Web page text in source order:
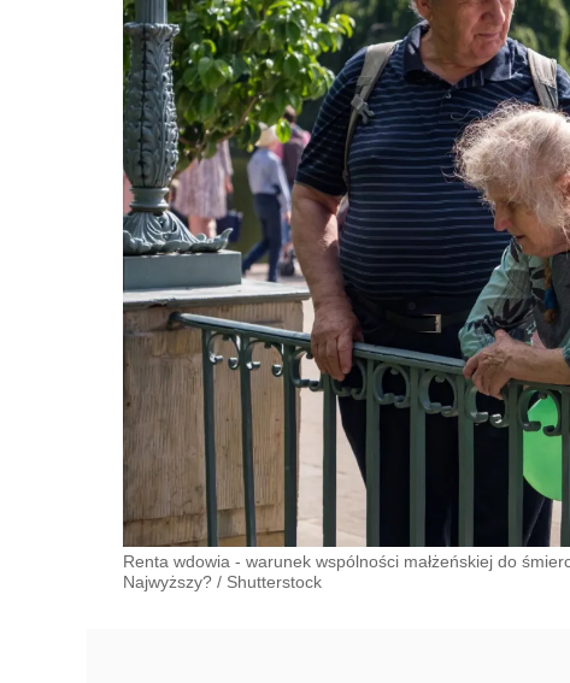
Renta wdowia - warunek wspólności małżeńskiej do
Najwyższy? / Shutterstock